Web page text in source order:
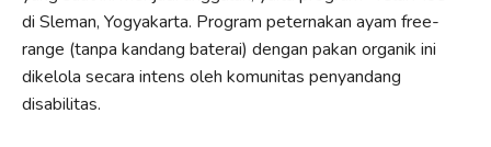
di Sleman, Yogyakarta. Program peternakan ayam free-
range (tanpa kandang baterai) dengan pakan organik ini
dikelola secara intens oleh komunitas penyandang
disabilitas.